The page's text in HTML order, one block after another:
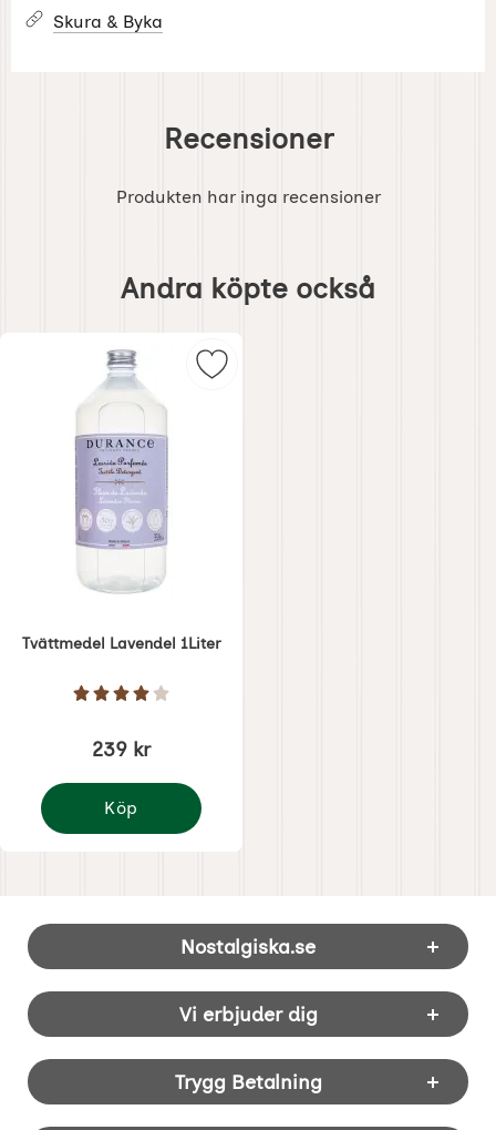
Skura & Byka
Recensioner
Produkten har inga recensioner
också
Andra köpte också
Tvättmedel Lavendel 1Liter
Art. nr 6125 Betyg: 4 Stjärnor av 5
239 kr
Köp
Tvättmedel Lavendel 1Liter
Markera tvättmedel Lavendel
Sidfot Blandad info och länkar
Nostalgiska.se
Vi erbjuder dig
Trygg Betalning